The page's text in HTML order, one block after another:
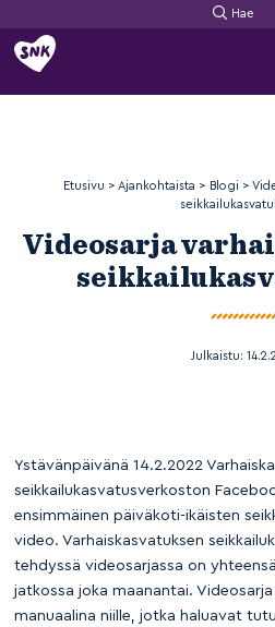
Siirry
sisältöön
Hae
Etusivu > Ajankohtaista > Blogi >
Videosarja
Julkaistu:
Ystävänpäivänä 14.2.2022
seikkailukasvatusverkoston
ensimmäinen päiväkoti-ikäisten
video. Varhaiskasvatuksen
tehdyssä videosarjassa on
jatkossa joka maanantai.
manuaalina niille, jotka haluavat